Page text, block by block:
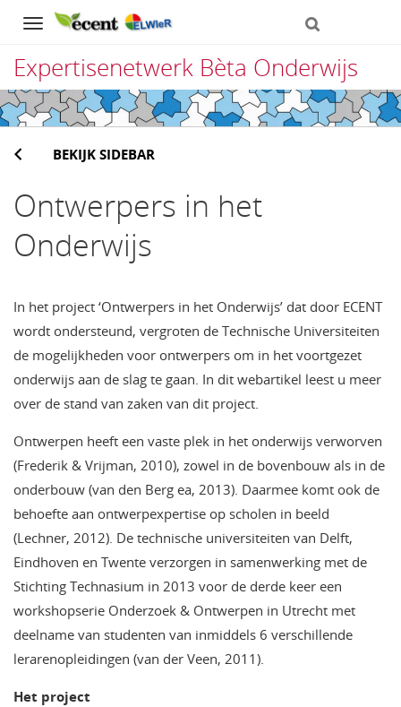
Navigation
Expertisenetwerk Bèta Onderwijs
Direct
naar
het
inhoud
BEKIJK SIDEBAR
Ontwerpers in het
Onderwijs
In het project ‘Ontwerpers in het Onderwijs’ dat door ECENT
wordt ondersteund, vergroten de Technische Universiteiten
de mogelijkheden voor ontwerpers om in het voortgezet
onderwijs aan de slag te gaan. In dit webartikel leest u meer
over de stand van zaken van dit project.
Ontwerpen heeft een vaste plek in het onderwijs verworven
(Frederik & Vrijman, 2010), zowel in de bovenbouw als in de
onderbouw (van den Berg ea, 2013). Daarmee komt ook de
behoefte aan ontwerpexpertise op scholen in beeld
(Lechner, 2012). De technische universiteiten van Delft,
Eindhoven en Twente verzorgen in samenwerking met de
Stichting Technasium in 2013 voor de derde keer een
workshopserie Onderzoek & Ontwerpen in Utrecht met
deelname van studenten van inmiddels 6 verschillende
lerarenopleidingen (van der Veen, 2011).
Het project